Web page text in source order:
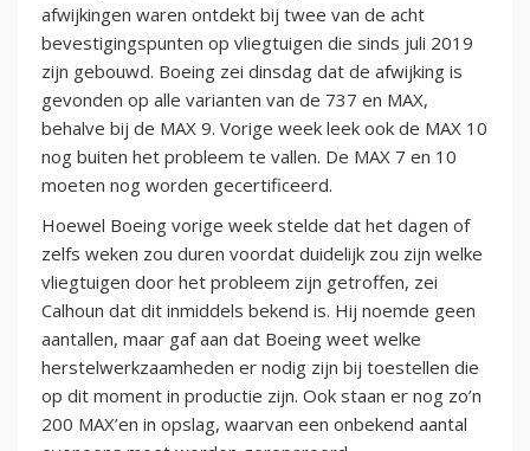
afwijkingen waren ontdekt bij twee van de acht
bevestigingspunten op vliegtuigen die sinds juli 2019
zijn gebouwd. Boeing zei dinsdag dat de afwijking is
gevonden op alle varianten van de 737 en MAX,
behalve bij de MAX 9. Vorige week leek ook de MAX 10
nog buiten het probleem te vallen. De MAX 7 en 10
moeten nog worden gecertificeerd.
Hoewel Boeing vorige week stelde dat het dagen of
zelfs weken zou duren voordat duidelijk zou zijn welke
vliegtuigen door het probleem zijn getroffen, zei
Calhoun dat dit inmiddels bekend is. Hij noemde geen
aantallen, maar gaf aan dat Boeing weet welke
herstelwerkzaamheden er nodig zijn bij toestellen die
op dit moment in productie zijn. Ook staan er nog zo’n
200 MAX’en in opslag, waarvan een onbekend aantal